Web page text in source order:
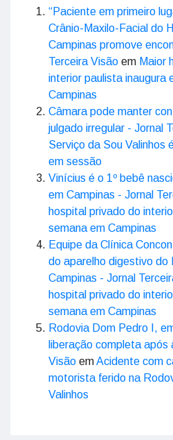
“Paciente em primeiro
Crânio-Maxilo-Facial do
Campinas promove
Terceira Visão em Maior
interior paulista inaugura
Campinas
Câmara pode manter
julgado irregular - Jornal
Serviço da Sou Valinhos
em sessão
Vinícius é o 1º bebê
em Campinas - Jornal
hospital privado do
semana em Campinas
Equipe da Clínica
do aparelho digestivo do
Campinas - Jornal
hospital privado do
semana em Campinas
Rodovia Dom Pedro I,
liberação completa após
Visão emAcidente com
motorista ferido na
Valinhos